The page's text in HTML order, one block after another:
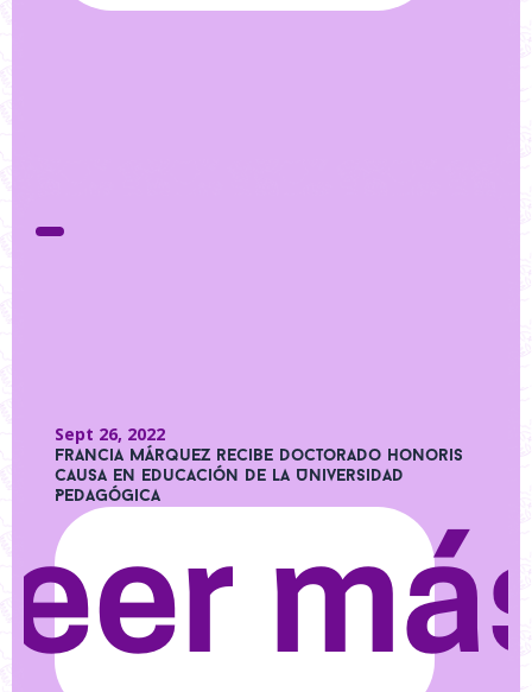
Sept 26, 2022
Francia Márquez recibe doctorado honoris
causa en educación de la Universidad
Pedagógica